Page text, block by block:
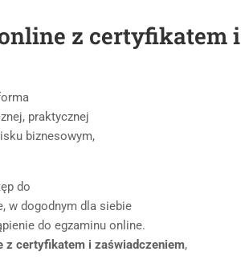
z certyfikatem i
praktycznej
biznesowym,
do
w dogodnym dla siebie
do egzaminu online.
z certyfikatem i zaświadczeniem,